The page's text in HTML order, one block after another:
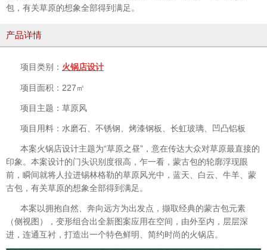
包，有关草原的想象全部得到满足。
产品详情
项目类别： 火锅店设计
项目面积：227㎡
项目主题：草原风
项目用料：水磨石、不锈钢、烤漆钢板、长虹玻璃、凹凸铝板
本案火锅店设计主题为“草原之昼”，意在传达大众对草原最直接的
印象。本案设计的门头识别度很高，乍一看，蒙古包的轮廓浮现眼
前，瞬间就将人拉进锡林格勒的草原风光中，蓝天、白云、牛羊、蒙
古包，有关草原的想象全部得到满足。
本案以拥抱自然、奔向远方为出发点，撷取经典的蒙古包元素
（侧视图），变形组合出全新图案应用在空间，由外至内，层层深
进，连通互衬，打造出一个特色鲜明、简约时尚的火锅店。